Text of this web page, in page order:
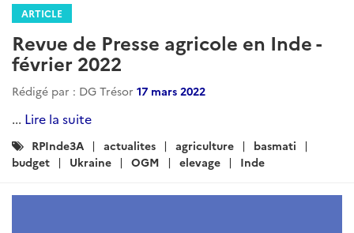
ARTICLE
Revue de Presse Agricole- INDE-
Octobre 2024
Rédigé par : DG Trésor
Octobre 2024...Lire la suite
Catégories
RPInde3A Agriculture Actualites